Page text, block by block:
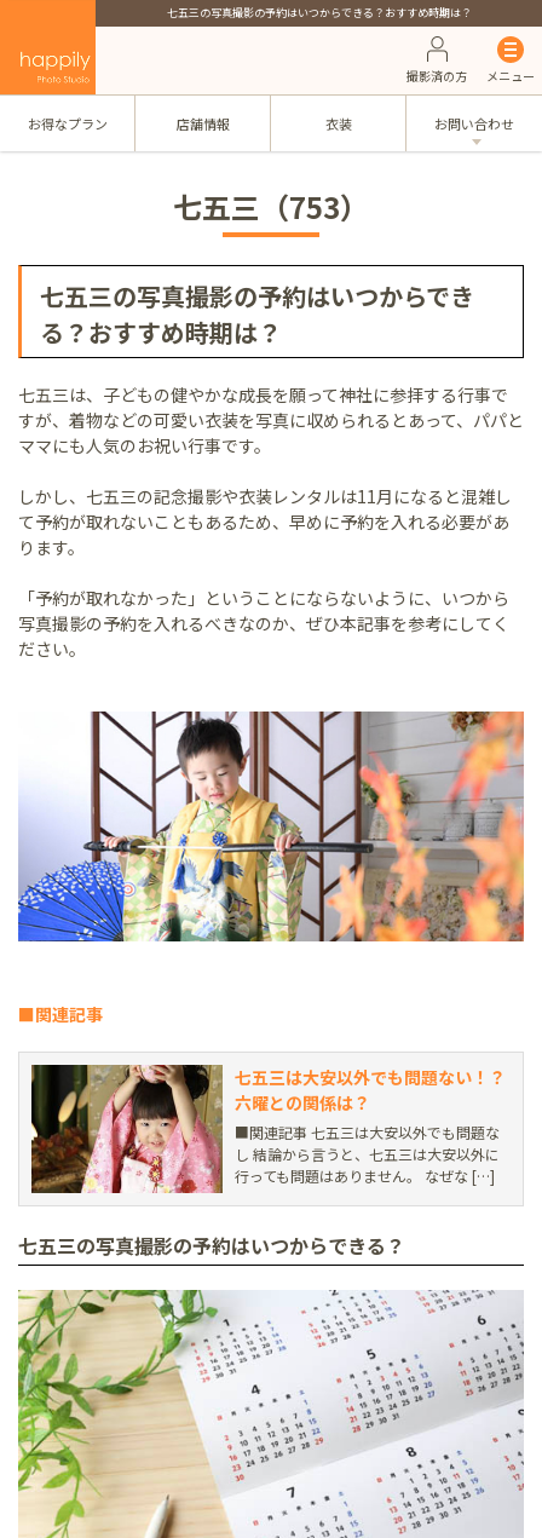
七五三の写真撮影の予約はいつからできる？おすすめ時期は？
撮影済の方 メニュー
お得なプラン 店舗情報 衣装 お問い合わせ
七五三（753）
七五三の写真撮影の予約はいつからでき
る？おすすめ時期は？
七五三は、子どもの健やかな成長を願って神社に参拝する行事で
すが、着物などの可愛い衣装を写真に収められるとあって、パパと
ママにも人気のお祝い行事です。
しかし、七五三の記念撮影や衣装レンタルは11月になると混雑し
て予約が取れないこともあるため、早めに予約を入れる必要があ
ります。
「予約が取れなかった」ということにならないように、いつから
写真撮影の予約を入れるべきなのか、ぜひ本記事を参考にしてく
ださい。
■関連記事
七五三は大安以外でも問題ない！？
六曜との関係は？
■関連記事 七五三は大安以外でも問題な
し 結論から言うと、七五三は大安以外に
行っても問題はありません。 なぜな […]
七五三の写真撮影の予約はいつからできる？